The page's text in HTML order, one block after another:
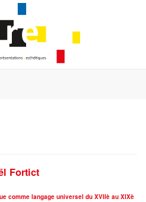
Fortict
comme langage universel du XVIIè au XIXè